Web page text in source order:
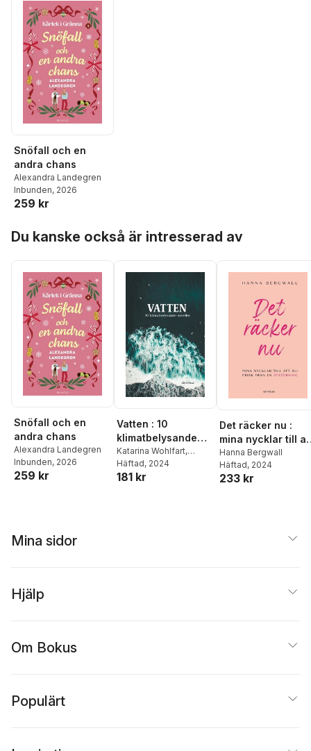
Snöfall och en
andra chans
Alexandra Landegren
Inbunden, 2026
259 kr
Du kanske också är intresserad av
Snöfall och en
andra chans
Alexandra Landegren
Inbunden, 2026
259 kr
Vatten : 10
klimatbelysande
noveller
Katarina Wohlfart,
Linnéa Borg,
Rosenfrost
Häftad, 2024
181 kr
Det räcker nu :
mina nycklar till
bli frisk från en
ätstörning
Hanna Bergwall
Häftad, 2024
233 kr
Mina sidor
Hjälp
Om Bokus
Populärt